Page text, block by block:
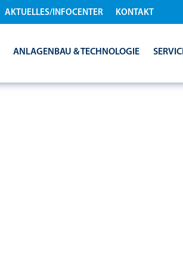
AKTUELLES/INFOCENTER KONTAKT
ANLAGENBAU & TECHNOLOGIE